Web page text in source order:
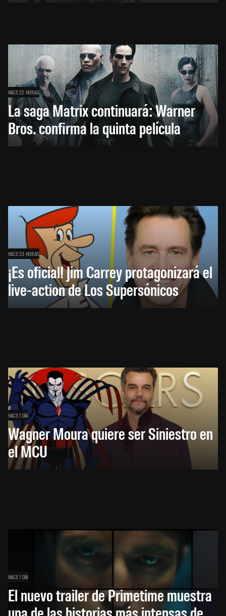
HACE 22 HORAS
La saga Matrix continuará: Warner
Bros. confirma la quinta película
HACE 23 HORAS
¡Es oficial! Jim Carrey protagonizará el
live-action de Los Supersónicos
HACE 1 DÍA
Wagner Moura quiere ser Siniestro en
el MCU
HACE 1 DÍA
El nuevo trailer de Primetime muestra